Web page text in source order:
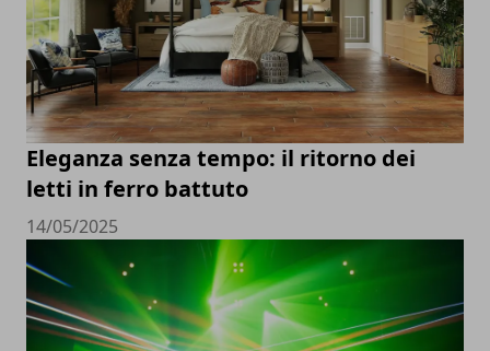
Eleganza senza tempo: il ritorno dei
letti in ferro battuto
14/05/2025